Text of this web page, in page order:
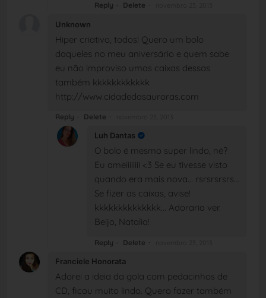
Reply Delete
Unknown
Hiper criativo, todos! Quero um bolo
daqueles no meu aniversário e quem sabe
eu não improviso umas caixas dessas
também kkkkkkkkkkkk
http://www.cidadedasauroras.com
Reply Delete
Luh Dantas
O bolo é mesmo super lindo, né?
Eu ameiiiiiiii <3 Se eu tivesse visto
quando era mais nova... rsrsrsrsrs...
Se fizer as caixas, avise!
kkkkkkkkkkkkkk... Adoraria ver.
Beijo, Natalia!
Reply Delete
Franciele Honorata
Adorei a ideia da gola com pedacinhos de
CD, ficou muito lindo. Quero fazer também